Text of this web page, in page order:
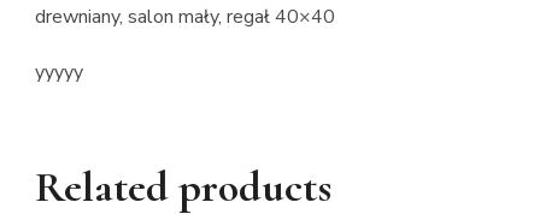
drewniany, salon mały, regał 40×40
yyyyy
Related products